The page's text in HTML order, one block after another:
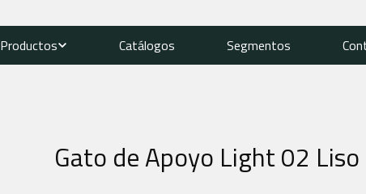
Productos Catálogos Segmentos
Gato de Apoyo Light 02 Liso